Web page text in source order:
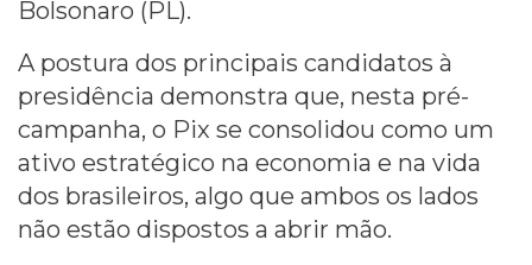
Bolsonaro (PL).
A postura dos principais candidatos à
presidência demonstra que, nesta pré-
campanha, o Pix se consolidou como um
ativo estratégico na economia e na vida
dos brasileiros, algo que ambos os lados
não estão dispostos a abrir mão.